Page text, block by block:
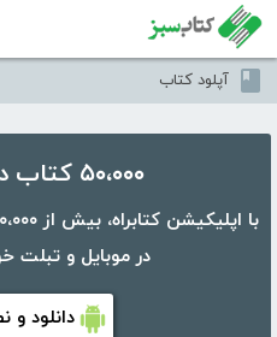
آپلود کتاب
۵۰،۰۰۰ کتاب در موبایل شما
در موبایل و تبلت
دانلود و